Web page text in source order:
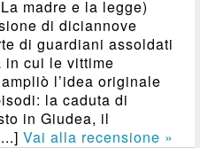
madre e la legge)
di diciannove
di guardiani assoldati
in cui le vittime
l’idea originale
la caduta di
in Giudea, il
Vai alla recensione »